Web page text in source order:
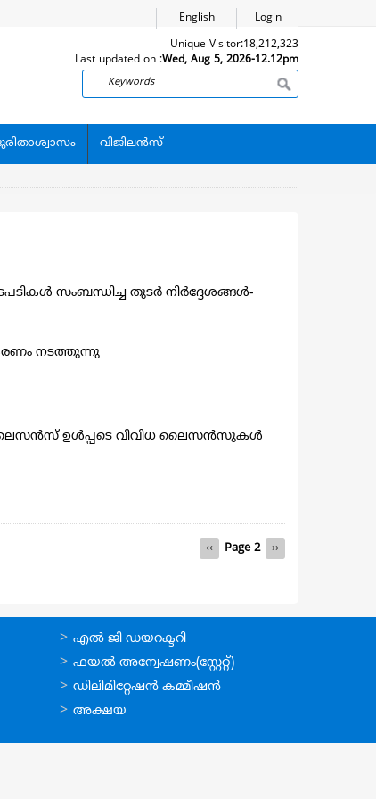
Login
English
Unique Visitor:18,212,323
Last updated on :Wed, Aug 5, 2026-12.12pm
Search
വിജിലന്‍സ്
സംബന്ധിച്ച തുടർ നിർദ്ദേശങ്ങൾ-
നടത്തുന്നു
ലൈസൻസ് ഉൾപ്പടെ വിവിധ ലൈസൻസുകൾ
Previous
page
‹‹ Page 2
Next
page
››
ഉപയോഗപ്രദമായ
കണ്ണികള്‍
എല്‍ ജി ഡയറക്ടറി
ഫയല്‍ അന്വേഷണം(സ്റ്റേറ്റ്)
ഡിലിമിറ്റേഷന്‍ കമ്മീഷന്‍
അക്ഷയ